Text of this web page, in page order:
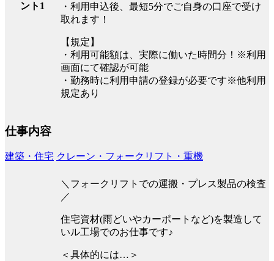
ント1
・利用申込後、最短5分でご自身の口座で受け
取れます！
【規定】
・利用可能額は、実際に働いた時間分！※利用
画面にて確認が可能
・勤務時に利用申請の登録が必要です※他利用
規定あり
仕事内容
建築・住宅 クレーン・フォークリフト・重機
＼フォークリフトでの運搬・プレス製品の検査
／
住宅資材(雨どいやカーポートなど)を製造して
いル工場でのお仕事です♪
＜具体的には…＞